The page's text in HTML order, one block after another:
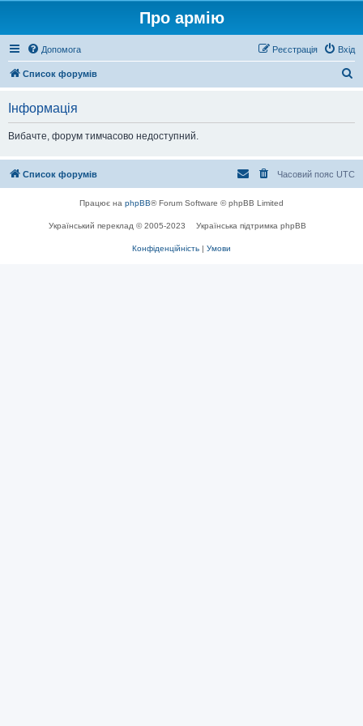
Про армію
Допомога Вхід
Реєстрація
Список форумів
Інформація
Вибачте, форум тимчасово недоступний.
Список форумів Часовий пояс UTC
Працює на phpBB® Forum Software © phpBB Limited
Український переклад © 2005-2023 Українська підтримка phpBB
Конфіденційність | Умови